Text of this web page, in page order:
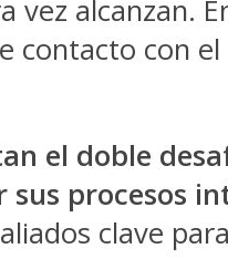
vez alcanzan.
contacto con el
el doble
procesos
clave